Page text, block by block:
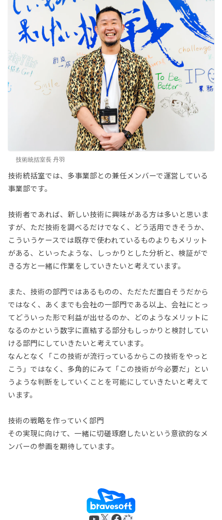
技術統括室長 丹羽
技術統括室では、多事業部との兼任メンバーで運営している
事業部です。
技術者であれば、新しい技術に興味がある方は多いと思いま
すが、ただ技術を調べるだけでなく、どう活用できそうか、
こういうケースでは既存で使われているものよりもメリット
がある、といったような、しっかりとした分析と、検証がで
きる方と一緒に作業をしていきたいと考えています。
また、技術の部門ではあるものの、ただただ面白そうだから
ではなく、あくまでも会社の一部門である以上、会社にとっ
てどういった形で利益が出せるのか、どのようなメリットに
なるのかという数字に直結する部分もしっかりと検討してい
ける部門にしていきたいと考えています。
なんとなく「この技術が流行っているからこの技術をやっと
こう」ではなく、多角的にみて「この技術が今必要だ」とい
うような判断をしていくことを可能にしていきたいと考えて
います。
技術の戦略を作っていく部門
その実現に向けて、一緒に切磋琢磨したいという意欲的なメ
ンバーの参画を期待しています。